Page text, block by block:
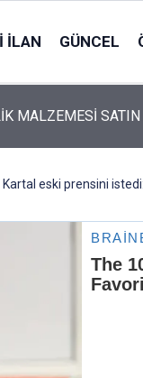
İLAN GÜNCEL
MALZEMESİ
eski prensini